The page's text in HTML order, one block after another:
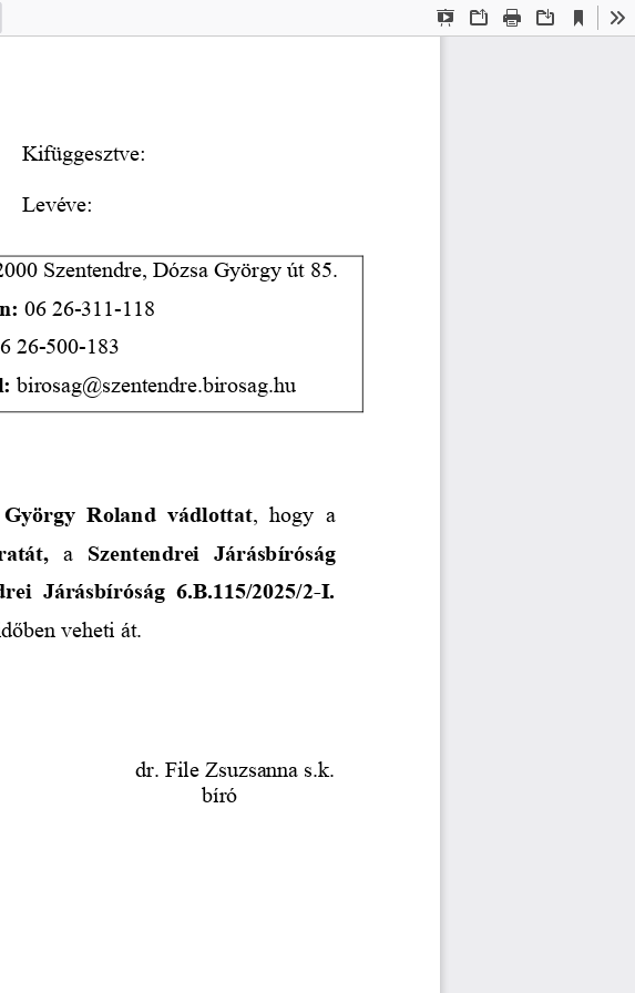
Presentation
OpenPrint Download
Current
View
Kifüggesztve:
Levéve:
Szentendre, Dózsa György út 85.
06 26-311-118
26-500-183
birosag@szentendre.birosag.hu
Roland vádlottat, hogy a
  a
Szentendrei Járásbíróság
Járásbíróság 6.B.115/2025/2-I.
veheti át.
dr. File Zsuzsanna s.k.
                             bíró